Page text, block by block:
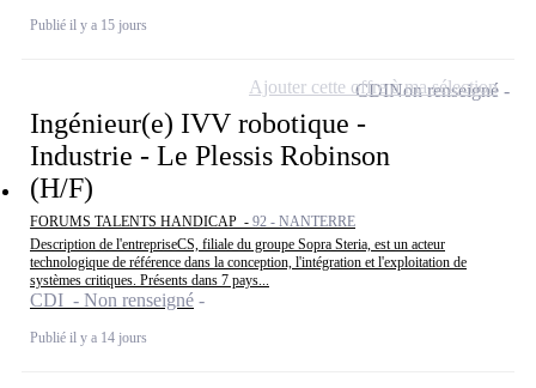
Publié il y a 15 jours
Ingénieur(e) IVV robotique -
Industrie - Le Plessis Robinson
(H/F)
FORUMS TALENTS HANDICAP - 92 - NANTERRE
Description de l'entrepriseCS, filiale du groupe Sopra Steria, est un acteur
technologique de référence dans la conception, l'intégration et l'exploitation de
systèmes critiques. Présents dans 7 pays...
CDI - Non renseigné
Publié il y a 14 jours
CDINon renseigné
Ajouter cette offre à ma sélection